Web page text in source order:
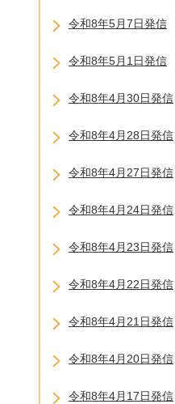
令和8年5月7日発信
令和8年5月1日発信
令和8年4月30日発信
令和8年4月28日発信
令和8年4月27日発信
令和8年4月24日発信
令和8年4月23日発信
令和8年4月22日発信
令和8年4月21日発信
令和8年4月20日発信
令和8年4月17日発信